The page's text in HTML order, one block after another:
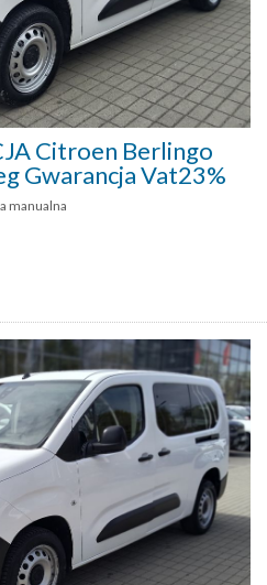
Citroen Berlingo
Gwarancja Vat23%
manualna